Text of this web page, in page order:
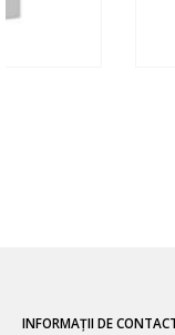
INFORMAȚII DE